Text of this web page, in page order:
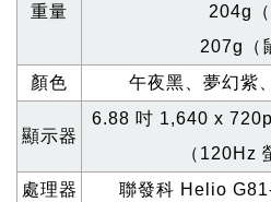
重量
204g
207g （
顏色
午夜黑、夢幻紫
顯示器
6.88 吋 1,640 x
（120Hz
處理器
聯發科 Helio